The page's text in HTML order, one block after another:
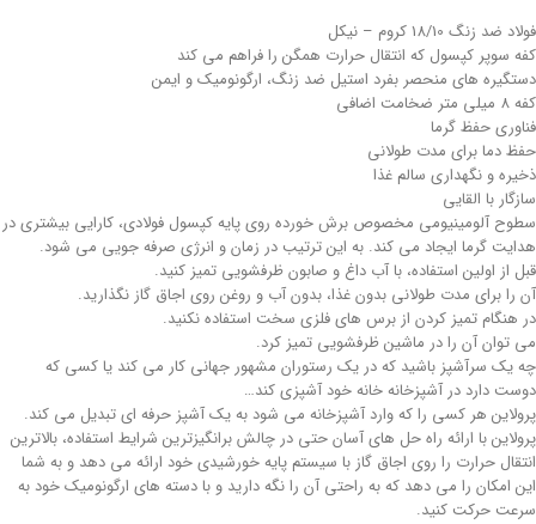
فولاد ضد زنگ 18/10 کروم – نیکل
کفه سوپر کپسول که انتقال حرارت همگن را فراهم می کند
دستگیره های منحصر بفرد استیل ضد زنگ، ارگونومیک و ایمن
کفه 8 میلی متر ضخامت اضافی
فناوری حفظ گرما
حفظ دما برای مدت طولانی
ذخیره و نگهداری سالم غذا
سازگار با القایی
سطوح آلومینیومی مخصوص برش خورده روی پایه کپسول فولادی، کارایی بیشتری در
هدایت گرما ایجاد می کند. به این ترتیب در زمان و انرژی صرفه جویی می شود.
قبل از اولین استفاده، با آب داغ و صابون ظرفشویی تمیز کنید.
آن را برای مدت طولانی بدون غذا، بدون آب و روغن روی اجاق گاز نگذارید.
در هنگام تمیز کردن از برس های فلزی سخت استفاده نکنید.
می توان آن را در ماشین ظرفشویی تمیز کرد.
چه یک سرآشپز باشید که در یک رستوران مشهور جهانی کار می کند یا کسی که
دوست دارد در آشپزخانه خانه خود آشپزی کند…
پرولاین هر کسی را که وارد آشپزخانه می شود به یک آشپز حرفه ای تبدیل می کند.
پرولاین با ارائه راه حل های آسان حتی در چالش برانگیزترین شرایط استفاده، بالاترین
انتقال حرارت را روی اجاق گاز با سیستم پایه خورشیدی خود ارائه می دهد و به شما
این امکان را می دهد که به راحتی آن را نگه دارید و با دسته های ارگونومیک خود به
سرعت حرکت کنید.